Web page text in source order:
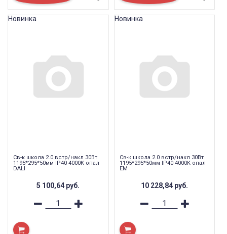
Св-к школа 2.0 встр/накл 30Вт
1195*295*50мм IP40 4000K опал
DALI
5 100,64 руб.
Новинка
Св-к школа 2.0 встр/накл 30Вт
1195*295*50мм IP40 4000K опал
EM
10 228,84 руб.
Новинка